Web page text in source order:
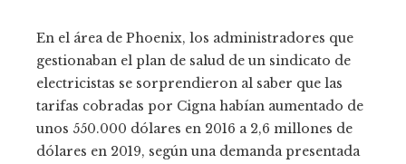
En el área de Phoenix, los administradores que
gestionaban el plan de salud de un sindicato de
electricistas se sorprendieron al saber que las
tarifas cobradas por Cigna habían aumentado de
unos 550.000 dólares en 2016 a 2,6 millones de
dólares en 2019, según una demanda presentada